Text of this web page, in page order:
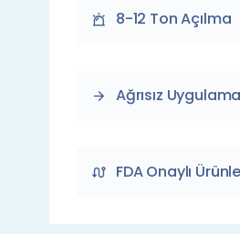
8-12 Ton Açılma
Ağrısız Uygulama
FDA Onaylı